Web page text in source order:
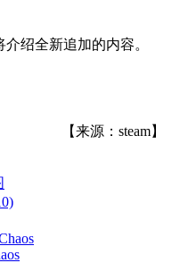
绍全新追加的内容。
【来源：steam】